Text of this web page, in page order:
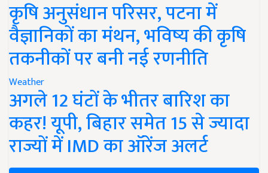
कृषि अनुसंधान परिसर, पटना में
वैज्ञानिकों का मंथन, भविष्य की कृषि
तकनीकों पर बनी नई रणनीति
Weather
अगले 12 घंटों के भीतर बारिश का
कहर! यूपी, बिहार समेत 15 से ज्यादा
राज्यों में IMD का ऑरेंज अलर्ट